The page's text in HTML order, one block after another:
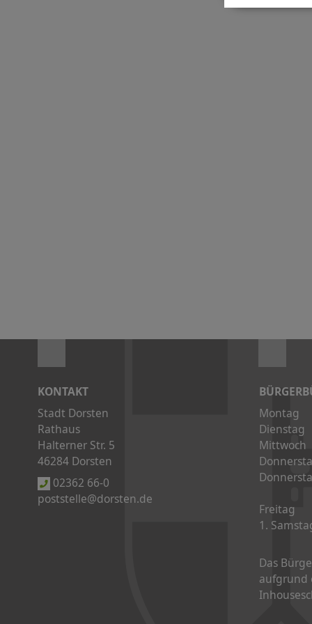
KONTAKT
Stadt Dorsten
Rathaus
Halterner Str. 5
46284 Dorsten
02362 66-0
poststelle@dorsten.de
Montag
Dienstag
Mittwoch
Freitag
1.
Das
aufgrund